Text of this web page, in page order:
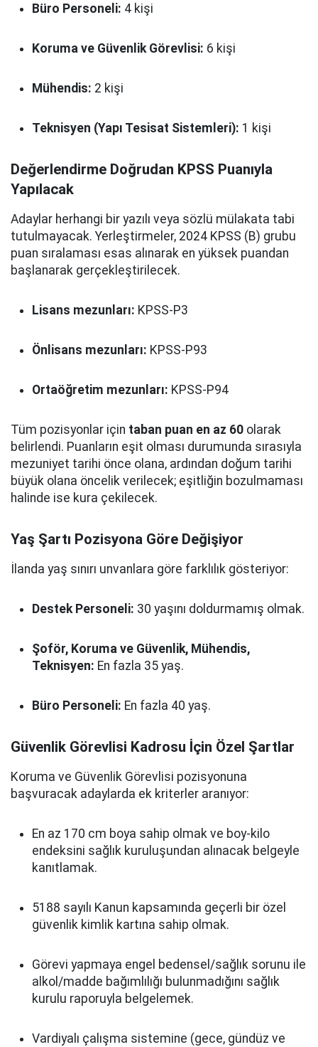
Büro Personeli: 4 kişi
Koruma ve Güvenlik Görevlisi: 6 kişi
Mühendis: 2 kişi
Teknisyen (Yapı Tesisat Sistemleri): 1 kişi
Değerlendirme Doğrudan KPSS Puanıyla
Yapılacak
Adaylar herhangi bir yazılı veya sözlü mülakata tabi
tutulmayacak. Yerleştirmeler, 2024 KPSS (B) grubu
puan sıralaması esas alınarak en yüksek puandan
başlanarak gerçekleştirilecek.
Lisans mezunları: KPSS-P3
Önlisans mezunları: KPSS-P93
Ortaöğretim mezunları: KPSS-P94
Tüm pozisyonlar için taban puan en az 60 olarak
belirlendi. Puanların eşit olması durumunda sırasıyla
mezuniyet tarihi önce olana, ardından doğum tarihi
büyük olana öncelik verilecek; eşitliğin bozulmaması
halinde ise kura çekilecek.
Yaş Şartı Pozisyona Göre Değişiyor
İlanda yaş sınırı unvanlara göre farklılık gösteriyor:
Destek Personeli: 30 yaşını doldurmamış olmak.
Şoför, Koruma ve Güvenlik, Mühendis,
Teknisyen: En fazla 35 yaş.
Büro Personeli: En fazla 40 yaş.
Güvenlik Görevlisi Kadrosu İçin Özel Şartlar
Koruma ve Güvenlik Görevlisi pozisyonuna
başvuracak adaylarda ek kriterler aranıyor:
En az 170 cm boya sahip olmak ve boy-kilo
endeksini sağlık kuruluşundan alınacak belgeyle
kanıtlamak.
5188 sayılı Kanun kapsamında geçerli bir özel
güvenlik kimlik kartına sahip olmak.
Görevi yapmaya engel bedensel/sağlık sorunu ile
alkol/madde bağımlılığı bulunmadığını sağlık
kurulu raporuyla belgelemek.
Vardiyalı çalışma sistemine (gece, gündüz ve